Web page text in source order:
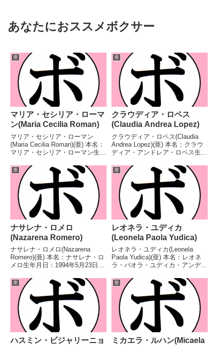
あなたにおススメボクサー
亜
マリア・セシリア・ローマ
ン(Maria Cecilia Roman)
マリア・セシリア・ローマン
(Maria Cecilia Roman)(亜) 本名：
マリア・セシリア・ローマン生年
績：28戦17勝8敗2分1無効試
合 【獲得タイトル】FABアルゼ
ンチン女子バンタム級王座第6...
亜
クラウディア・ロペス
(Claudia Andrea Lopez)
クラウディア・ロペス(Claudia
Andrea Lopez)(亜) 本名：クラウ
ディア・アンドレア・ロペス生年
績：44戦26勝(6KO)18敗 【獲得
タイトル】WBCラテンアメリカ
スーパーバンタム級王座...
亜
ナサレナ・ロメロ
(Nazarena Romero)
ナサレナ・ロメロ(Nazarena
Romero)(亜) 本名：ナサレナ・ロ
メロ生年月日：1994年5月23日国
分 【獲得タイトル】アルゼンチ
ン女子スーパーバンタム級王座南
米女子バンタム級王座南米女子...
亜
レオネラ・ユディカ
(Leonela Paola Yudica)
レオネラ・ユディカ(Leonela
Paola Yudica)(亜) 本名：レオネ
ラ・パオラ・ユディカ・アンディ
籍：亜戦績：37戦20勝(1KO)2敗4
分1無効試合 【獲得タイトル】
FABアルゼンチン女子...
亜
ハスミン・ビジャリーニョ
亜
ミカエラ・ルハン(Micaela